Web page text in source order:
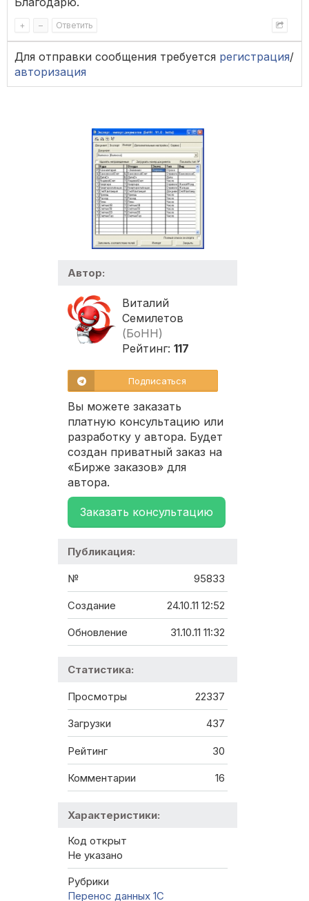
+ – Ответить
Для отправки сообщения требуется регистрация/
авторизация
Автор:
Виталий
Семилетов
(БоНН)
Рейтинг: 117
Подписаться
Вы можете заказать
платную консультацию или
разработку у автора. Будет
создан приватный заказ на
«Бирже заказов» для
автора.
Заказать консультацию
Публикация:
№ 95833
Создание 24.10.11 12:52
Обновление 31.10.11 11:32
Статистика:
Просмотры 22337
Загрузки 437
Рейтинг 30
Комментарии 16
Характеристики:
Код открыт
Не указано
Рубрики
Перенос данных 1C